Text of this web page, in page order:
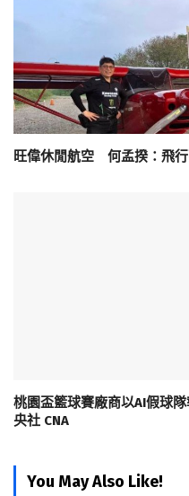
旺偉休閒航空 何孟揆：飛
桃園盃籃球賽廠商以AI假球
央社 CNA
You May Also Like!